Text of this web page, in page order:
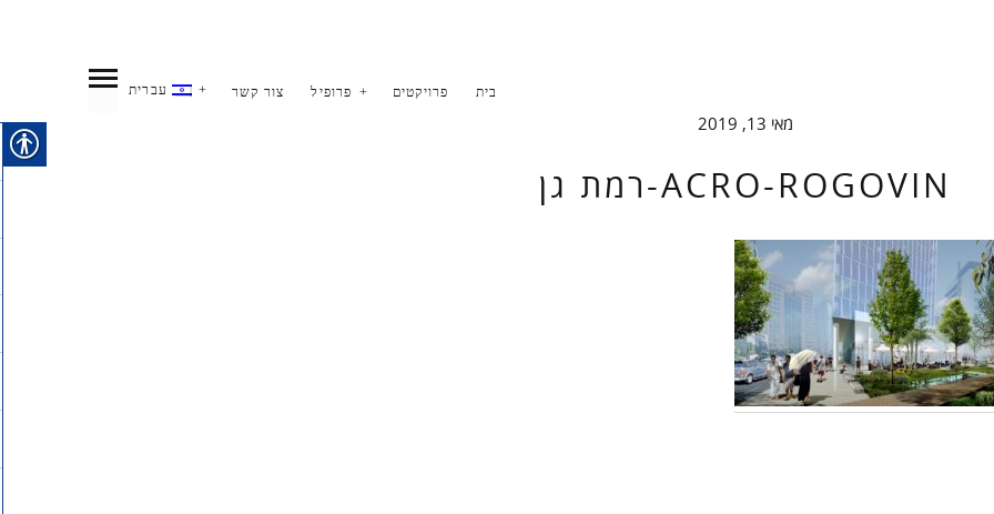
בית פרויקטים פרופיל צור קשר עברית
מאי 13, 2019
ACRO-ROGOVIN-רמת גן